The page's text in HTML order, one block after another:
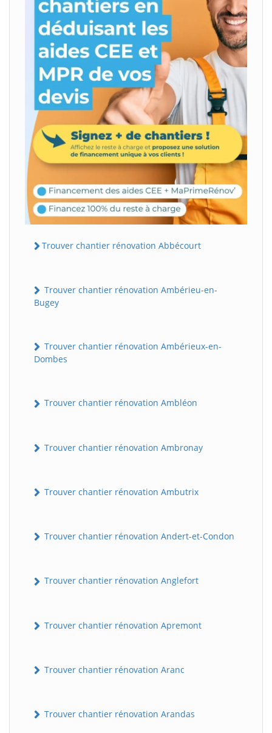
Trouver chantier rénovation Abbécourt
Trouver chantier rénovation Ambérieu-en-
Bugey
Trouver chantier rénovation Ambérieux-en-
Dombes
Trouver chantier rénovation Ambléon
Trouver chantier rénovation Ambronay
Trouver chantier rénovation Ambutrix
Trouver chantier rénovation Andert-et-Condon
Trouver chantier rénovation Anglefort
Trouver chantier rénovation Apremont
Trouver chantier rénovation Aranc
Trouver chantier rénovation Arandas